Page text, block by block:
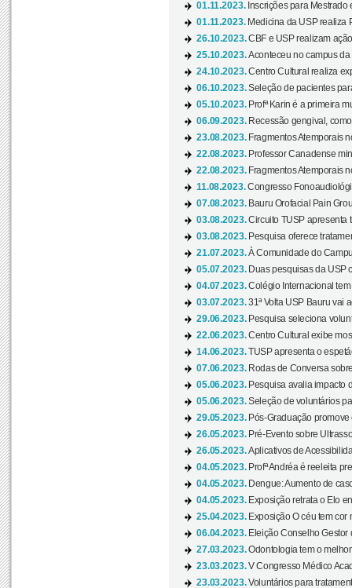
01.11.2023. Inscrições para
01.11.2023. Medicina da USP realiza
26.10.2023.CBF e USP realizam
25.10.2023.Aconteceu no campus da
24.10.2023.Centro Cultural realiza
06.10.2023.Seleção de pacientes
05.10.2023. Profª Karin é a primeira
06.09.2023. Recessão gengival,
23.08.2023. Fragmentos Atemporais
22.08.2023. Professor Canadense
22.08.2023. Fragmentos Atemporais
11.08.2023.Congresso
07.08.2023. Bauru Orofacial Pain
03.08.2023.Circuito TUSP apresenta
03.08.2023. Pesquisa oferece
21.07.2023.À Comunidade do
05.07.2023. Duas pesquisas da USP
04.07.2023.Colégio Internacional
03.07.2023.31ª Volta USP Bauru vai
29.06.2023. Pesquisa seleciona
22.06.2023.Centro Cultural exibe
14.06.2023.TUSP apresenta o
07.06.2023. Rodas de Conversa
05.06.2023. Pesquisa avalia impacto
05.06.2023.Seleção de voluntários
29.05.2023. Pós-Graduação
26.05.2023. Pré-Evento sobre
26.05.2023.Aplicativos de
04.05.2023. Profª Andréa é reeleita
04.05.2023. Dengue: Aumento de
04.05.2023. Exposição retrata o Elo
25.04.2023. Exposição O céu tem cor
06.04.2023. Eleição Conselho Gestor
27.03.2023.Odontologia tem o
23.03.2023.V Congresso Médico
23.03.2023.Voluntários para